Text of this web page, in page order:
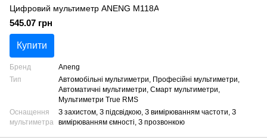
Цифровий мультиметр ANENG M118A
545.07 грн
Купити
Бренд
Aneng
Тип
Автомобільні мультиметри, Професійні мультиметри,
Автоматичні мультиметри, Смарт мультиметри,
Мультиметри True RMS
Оснащення
мультиметра
З захистом, З підсвідкою, З вимірюванням частоти, З
вимірюванням ємності, З прозвонкою